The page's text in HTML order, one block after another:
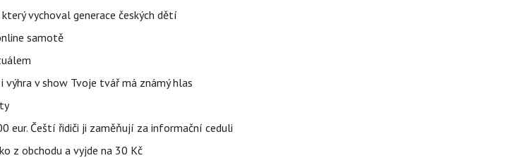
vychoval generace českých dětí
samotě
výhra v show Tvoje tvář má známý hlas
eur. Čeští řidiči ji zaměňují za informační ceduli
z obchodu a vyjde na 30 Kč